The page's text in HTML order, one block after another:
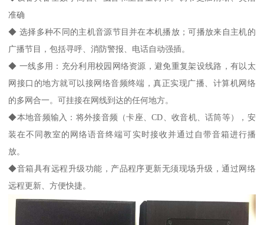
准确
◆ 选择多种不同的主机音源节目并在本机播放；可播放来自主机的
广播节目，包括寻呼、消防警报、电话自动强插。
◆ 一线多用：充分利用校园网络资源，避免重复架设线路，有以太
网接口的地方就可以接网络音频终端，真正实现广播、计算机网络
的多网合一。可挂接在网线到达的任何地方。
◆本地音频输入：将外接音频（卡座、CD、收音机、话筒等），安
装在不同教室的网络语音终端可实时接收并通过自带音箱进行播
放。
◆音箱具有远程升级功能，产品程序更新无须现场升级，通过网络
远程更新、方便快捷。